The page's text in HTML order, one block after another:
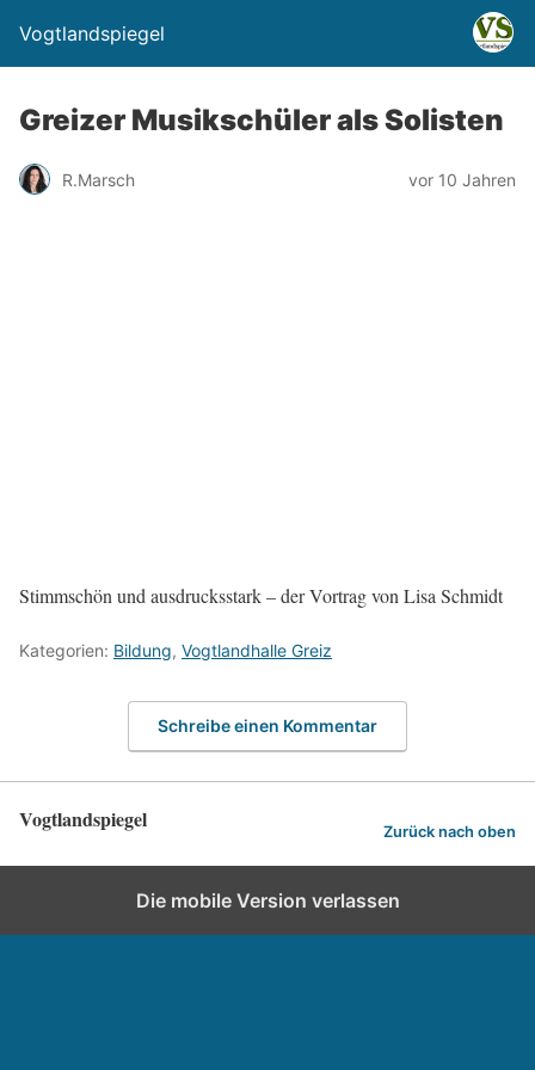
Vogtlandspiegel
Greizer Musikschüler als Solisten
R.Marsch vor 10 Jahren
Stimmschön und ausdrucksstark – der Vortrag von Lisa Schmidt
Kategorien: Bildung, Vogtlandhalle Greiz
Schreibe einen Kommentar
Vogtlandspiegel Zurück nach oben
Die mobile Version verlassen